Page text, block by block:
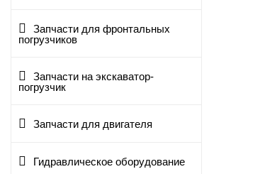
Запчасти для фронтальных
погрузчиков
Запчасти на экскаватор-
погрузчик
Запчасти для двигателя
Гидравлическое оборудование